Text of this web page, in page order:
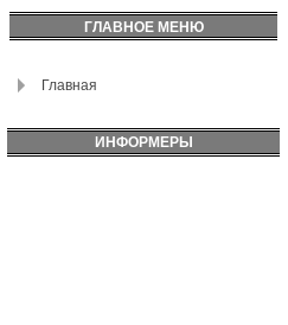
ГЛАВНОЕ МЕНЮ
Главная
ИНФОРМЕРЫ